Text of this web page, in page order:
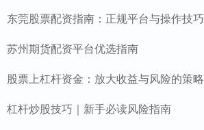
东莞股票配资指南：正规平台与操作技巧
苏州期货配资平台优选指南
股票上杠杆资金：放大收益与风险的策略
杠杆炒股技巧｜新手必读风险指南